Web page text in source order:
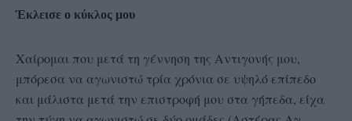
Έκλεισε ο κύκλος μου
Χαίρομαι που μετά τη γέννηση της Αντιγονής μου,
μπόρεσα να αγωνιστώ τρία χρόνια σε υψηλό επίπεδο
και μάλιστα μετά την επιστροφή μου στα γήπεδα, είχα